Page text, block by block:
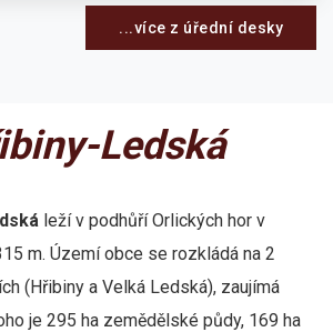
...více z úřední desky
Ledská
leží v podhůří Orlických hor v
m. Území obce se rozkládá na 2
(Hřibiny a Velká Ledská), zaujímá
je 295 ha zemědělské půdy, 169 ha